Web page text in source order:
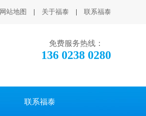
网站地图 关于福泰 联系福泰
免费服务热线：
136 0238 0280
联系福泰